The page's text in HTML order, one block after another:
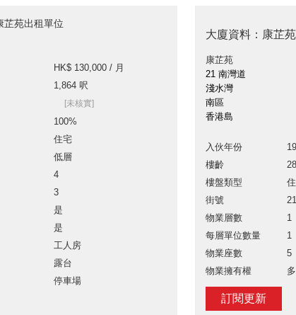
芷苑出租單位
HK$ 130,000 / 月
1,864 呎
[未核實]
100%
住宅
低層
4
3
是
是
工人房
露台
停車場
大廈資料：康芷苑
康芷苑
21 南灣道
淺水灣
南區
香港島
入伙年份
樓齡
28
樓盤類型
街號
21
物業層數
1
每層單位數量
1
物業座數
5
物業擁有權
訂閱更新